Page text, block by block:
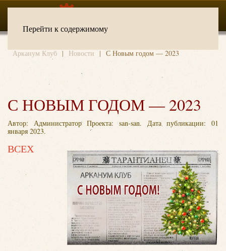
Перейти к содержимому
Арканум Клуб Новости С Новым годом — 2023
С НОВЫМ ГОДОМ — 2023
Автор: Администратор Проекта: san-san. Дата публикации: 01
января 2023.
ВСЕХ